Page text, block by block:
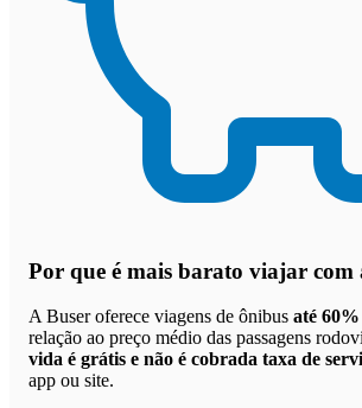
Por que é mais barato viajar com
A Buser oferece viagens de ônibus até
relação ao preço médio das passagens
vida é grátis e não é cobrada taxa de
app ou site.